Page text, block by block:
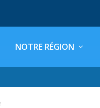
NOTRE RÉGION